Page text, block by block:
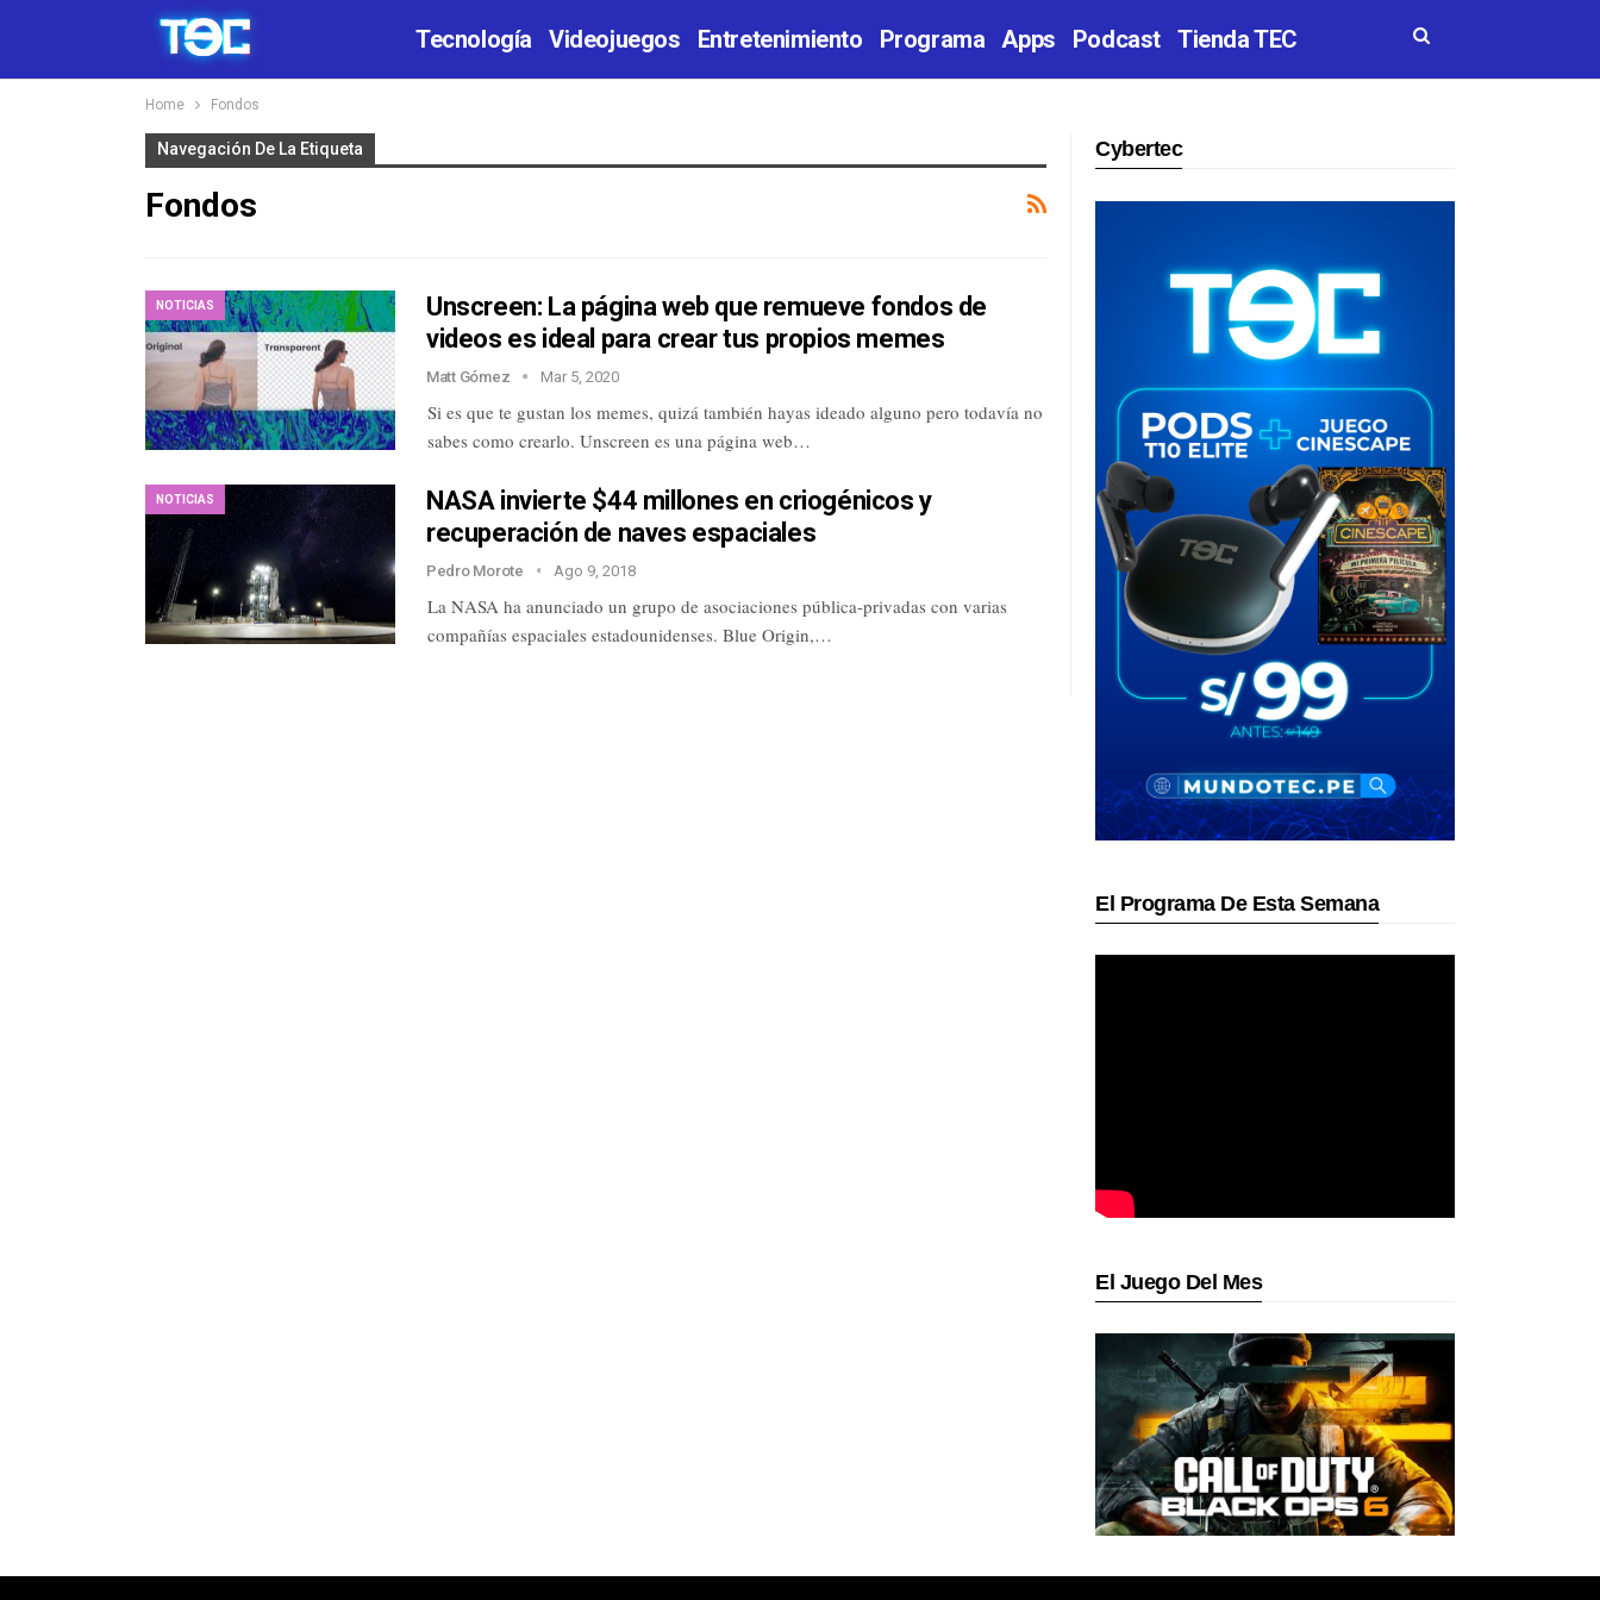
Tecnología Videojuegos Entretenimiento Programa Apps Podcast Tienda TEC
Home Fondos
Navegación De La Etiqueta
Fondos
NOTICIAS
Unscreen: La página web que remueve fondos de
videos es ideal para crear tus propios memes
Matt Gómez Mar 5, 2020
Si es que te gustan los memes, quizá también hayas ideado alguno pero todavía no
sabes como crearlo. Unscreen es una página web…
NOTICIAS
NASA invierte $44 millones en criogénicos y
recuperación de naves espaciales
Pedro Morote Ago 9, 2018
La NASA ha anunciado un grupo de asociaciones pública-privadas con varias
compañías espaciales estadounidenses. Blue Origin,…
Cybertec
El Programa De Esta Semana
El Juego Del Mes